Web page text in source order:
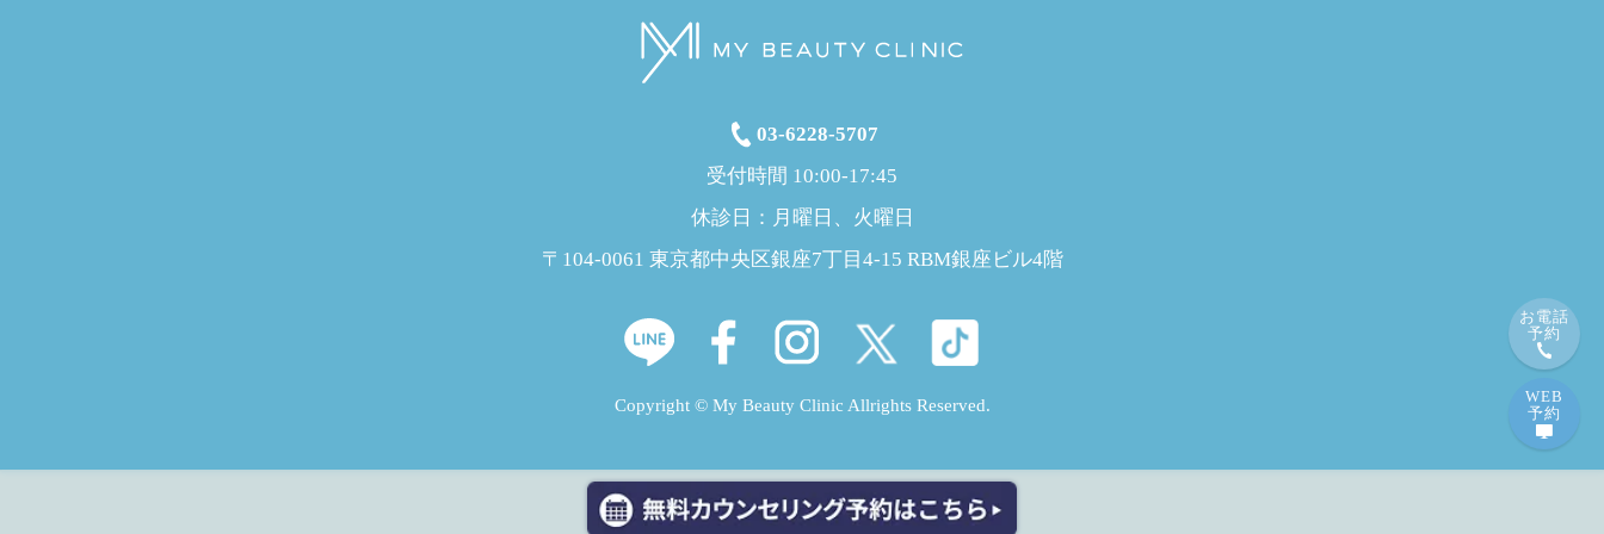
お電話
予約
WEB
予約
03-6228-5707
受付時間 10:00-17:45
休診日：月曜日、火曜日
〒104-0061 東京都中央区銀座7丁目4-15 RBM銀座ビル4階
Copyright © My Beauty Clinic Allrights Reserved.